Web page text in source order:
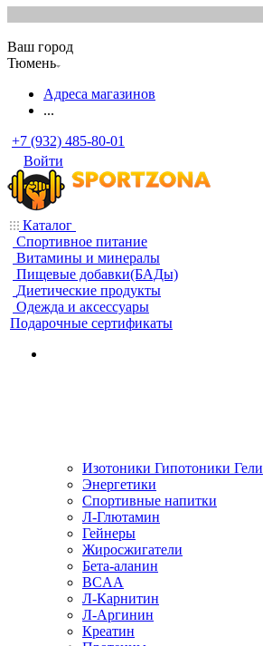
Ваш город
Тюмень
Адреса магазинов
...
+7 (932) 485-80-01
Войти
Каталог
Спортивное питание
Витамины и минералы
Пищевые добавки(БАДы)
Диетические продукты
Одежда и аксессуары
Подарочные сертификаты
Изотоники Гипотоники Гели
Энергетики
Спортивные напитки
Л-Глютамин
Гейнеры
Жиросжигатели
Бета-аланин
BCAA
Л-Карнитин
Л-Аргинин
Креатин